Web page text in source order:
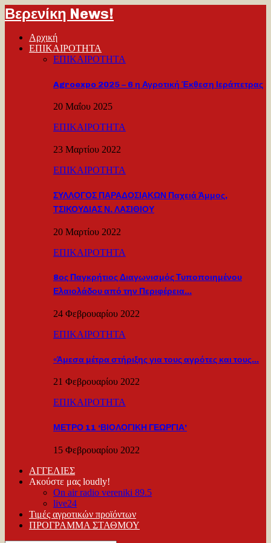
Βερενίκη News!
Αρχική
ΕΠΙΚΑΙΡΟΤΗΤΑ
ΕΠΙΚΑΙΡΟΤΗΤΑ
Agroexpo 2025 – 6 η Αγροτική Έκθεση Ιεράπετρας
20 Μαΐου 2025
ΕΠΙΚΑΙΡΟΤΗΤΑ
23 Μαρτίου 2022
ΕΠΙΚΑΙΡΟΤΗΤΑ
ΣΥΛΛΟΓΟΣ ΠΑΡΑΔΟΣΙΑΚΩΝ Παχειά Άμμος,
ΤΣΙΚΟΥΔΙΑΣ Ν. ΛΑΣΙΘΙΟΥ
20 Μαρτίου 2022
ΕΠΙΚΑΙΡΟΤΗΤΑ
8ος Παγκρήτιος Διαγωνισμός Τυποποιημένου
Ελαιολάδου από την Περιφέρεια…
24 Φεβρουαρίου 2022
ΕΠΙΚΑΙΡΟΤΗΤΑ
«Άμεσα μέτρα στήριξης για τους αγρότες και τους…
21 Φεβρουαρίου 2022
ΕΠΙΚΑΙΡΟΤΗΤΑ
ΜΕΤΡΟ 11 ‘ΒΙΟΛΟΓΙΚΗ ΓΕΩΡΓΙΑ’
15 Φεβρουαρίου 2022
ΑΓΓΕΛΙΕΣ
Ακούστε μας loudly!
On air radio vereniki 89.5
live24
Τιμές αγροτικών προϊόντων
ΠΡΟΓΡΑΜΜΑ ΣΤΑΘΜΟΥ